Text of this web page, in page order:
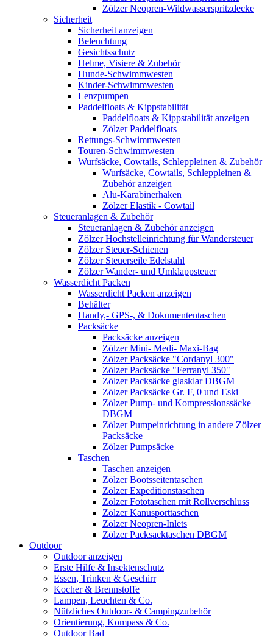
Zölzer Neopren-Wildwasserspritzdecke
Sicherheit
Sicherheit anzeigen
Beleuchtung
Gesichtsschutz
Helme, Visiere & Zubehör
Hunde-Schwimmwesten
Kinder-Schwimmwesten
Lenzpumpen
Paddelfloats & Kippstabilität
Paddelfloats & Kippstabilität anzeigen
Zölzer Paddelfloats
Rettungs-Schwimmwesten
Touren-Schwimmwesten
Wurfsäcke, Cowtails, Schleppleinen & Zubehör
Wurfsäcke, Cowtails, Schleppleinen &
Zubehör anzeigen
Alu-Karabinerhaken
Zölzer Elastik - Cowtail
Steueranlagen & Zubehör
Steueranlagen & Zubehör anzeigen
Zölzer Hochstelleinrichtung für Wandersteuer
Zölzer Steuer-Schienen
Zölzer Steuerseile Edelstahl
Zölzer Wander- und Umklappsteuer
Wasserdicht Packen
Wasserdicht Packen anzeigen
Behälter
Handy,- GPS-, & Dokumententaschen
Packsäcke
Packsäcke anzeigen
Zölzer Mini- Medi- Maxi-Bag
Zölzer Packsäcke "Cordanyl 300"
Zölzer Packsäcke "Ferranyl 350"
Zölzer Packsäcke glasklar DBGM
Zölzer Packsäcke Gr. F, 0 und Eski
Zölzer Pump- und Kompressionssäcke
DBGM
Zölzer Pumpeinrichtung in andere Zölzer
Packsäcke
Zölzer Pumpsäcke
Taschen
Taschen anzeigen
Zölzer Bootsseitentaschen
Zölzer Expeditionstaschen
Zölzer Fototaschen mit Rollverschluss
Zölzer Kanusporttaschen
Zölzer Neopren-Inlets
Zölzer Packsacktaschen DBGM
Outdoor
Outdoor anzeigen
Erste Hilfe & Insektenschutz
Essen, Trinken & Geschirr
Kocher & Brennstoffe
Lampen, Leuchten & Co.
Nützliches Outdoor- & Campingzubehör
Orientierung, Kompass & Co.
Outdoor Bad